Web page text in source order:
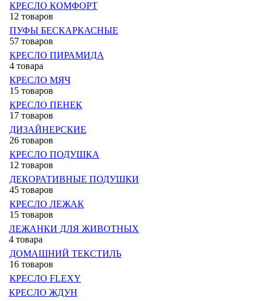
КРЕСЛО КОМФОРТ
12 товаров
ПУФЫ БЕСКАРКАСНЫЕ
57 товаров
КРЕСЛО ПИРАМИДА
4 товара
КРЕСЛО МЯЧ
15 товаров
КРЕСЛО ПЕНЕК
17 товаров
ДИЗАЙНЕРСКИЕ
26 товаров
КРЕСЛО ПОДУШКА
12 товаров
ДЕКОРАТИВНЫЕ ПОДУШКИ
45 товаров
КРЕСЛО ЛЕЖАК
15 товаров
ЛЕЖАНКИ ДЛЯ ЖИВОТНЫХ
4 товара
ДОМАШНИЙ ТЕКСТИЛЬ
16 товаров
КРЕСЛО FLEXY
КРЕСЛО ЖДУН